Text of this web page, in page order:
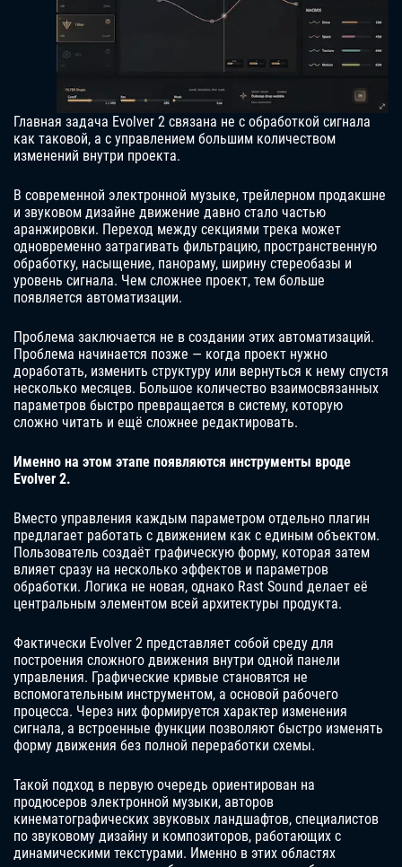
Главная задача Evolver 2 связана не с обработкой сигнала
как таковой, а с управлением большим количеством
изменений внутри проекта.
В современной электронной музыке, трейлерном продакшне
и звуковом дизайне движение давно стало частью
аранжировки. Переход между секциями трека может
одновременно затрагивать фильтрацию, пространственную
обработку, насыщение, панораму, ширину стереобазы и
уровень сигнала. Чем сложнее проект, тем больше
появляется автоматизации.
Проблема заключается не в создании этих автоматизаций.
Проблема начинается позже — когда проект нужно
доработать, изменить структуру или вернуться к нему спустя
несколько месяцев. Большое количество взаимосвязанных
параметров быстро превращается в систему, которую
сложно читать и ещё сложнее редактировать.
Именно на этом этапе появляются инструменты вроде
Evolver 2.
Вместо управления каждым параметром отдельно плагин
предлагает работать с движением как с единым объектом.
Пользователь создаёт графическую форму, которая затем
влияет сразу на несколько эффектов и параметров
обработки. Логика не новая, однако Rast Sound делает её
центральным элементом всей архитектуры продукта.
Фактически Evolver 2 представляет собой среду для
построения сложного движения внутри одной панели
управления. Графические кривые становятся не
вспомогательным инструментом, а основой рабочего
процесса. Через них формируется характер изменения
сигнала, а встроенные функции позволяют быстро изменять
форму движения без полной переработки схемы.
Такой подход в первую очередь ориентирован на
продюсеров электронной музыки, авторов
кинематографических звуковых ландшафтов, специалистов
по звуковому дизайну и композиторов, работающих с
динамическими текстурами. Именно в этих областях